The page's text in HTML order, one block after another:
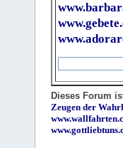
Dieses Forum
Zeugen der